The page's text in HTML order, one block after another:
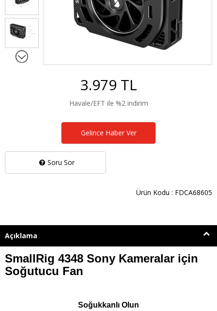
Soru Sor
3.979 TL
Havale/EFT ile %2 indirim
Ürün Kodu : FDCA68605
Gelince Haber Ver
Açıklama
SmallRig 4348 Sony Kameralar için
Soğutucu Fan
Soğukkanlı Olun